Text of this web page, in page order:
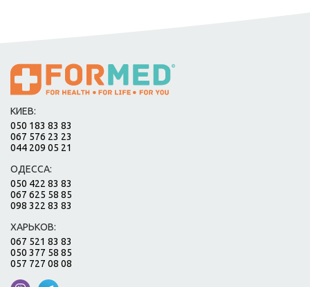
КИЕВ:
050 183 83 83
067 576 23 23
044 209 05 21
ОДЕССА:
050 422 83 83
067 625 58 85
098 322 83 83
ХАРЬКОВ:
067 521 83 83
050 377 58 85
057 727 08 08